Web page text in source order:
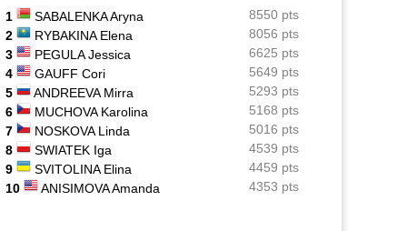
OPEN
Monfils et Léolia Jeanjean wild-cards FFT,
JEUNES
Les Bleus U16 ont décroché une
05/08
US Open
Gaël Monfils et Léolia Jeanjean wild-cards FFT, Gea en
qualifs
1 SABALENKA Aryna
8550 pts
2
RYBAKINA Elena
8056 pts
3
PEGULA Jessica
6625 pts
4
GAUFF Cori
5649 pts
5
ANDREEVA Mirra
5293 pts
6
MUCHOVA Karolina
5168 pts
7
NOSKOVA Linda
5016 pts
8
SWIATEK Iga
4539 pts
9
SVITOLINA Elina
4459 pts
10
ANISIMOVA Amanda 4353 pts